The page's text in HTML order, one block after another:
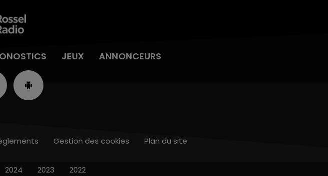
JEUX ANNONCEURS
Gestion des cookies Plan du site
2024 2023 2022